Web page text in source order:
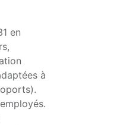
en
à